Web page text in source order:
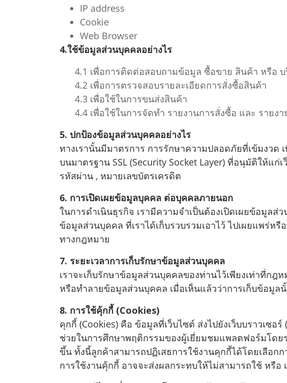
IP address
Cookie
Web Browser
4.ใช้ข้อมูลส่วนบุคคลอย่างไร
4.1 เพื่อการติดต่อสอบถามข้อมูล ซื้อขาย สินค้า หรือ บ
4.2 เพื่อการตรวจสอบรายละเอียดการสั่งซื้อสินค้า
4.3 เพื่อใช้ในการขนส่งสินค้า
4.4 เพื่อใช้ในการจัดทำ รายงานการสั่งซื้อ และ รายง
5. ปกป้องข้อมูลส่วนบุคคลอย่างไร
ทางเรานั้นมีมาตรการ การรักษาความปลอดภัยที่เข้มงว
บนมาตรฐาน SSL (Security Socket Layer) ที่อนุมัติให้แ
รหัสผ่าน , หมายเลขบัตรเครดิต
6. การเปิดเผยข้อมูลบุคคล ต่อบุคคลภายนอก
ในการดำเนินธุรกิจ เรามีความจำเป็นต้องเปิดเผยข้อมูล
ข้อมูลส่วนบุคคล ที่เราได้เก็บรวบรวมเอาไว้ ไปเผยแพร่
ทางกฎหมาย
7. ระยะเวลาการเก็บรักษาข้อมูลส่วนบุคคล
เราจะเก็บรักษาข้อมูลส่วนบุคคลของท่านไว้เพียงเท่าที่กฎ
หรือทำลายข้อมูลส่วนบุคคล เมื่อเห็นแล้วว่าการเก็บข้อมู
8. การใช้คุ้กกี้ (Cookies)
คุกกี้ (Cookies) คือ ข้อมูลที่เว็บไซต์ ส่งไปยังเว็บบราวเซอ
ช่วยในการศึกษาพฤติกรรมของผู้เยี่ยมชมแพลตฟอร์มโดย
ขึ้น ทั้งนี้ลูกค้าสามารถปฏิเสธการใช้งานคุกกี้ได้โดยเลือก
การใช้งานคุ้กกี้ อาจจะส่งผลกระทบให้ไม่สามารถใช้ หรือ